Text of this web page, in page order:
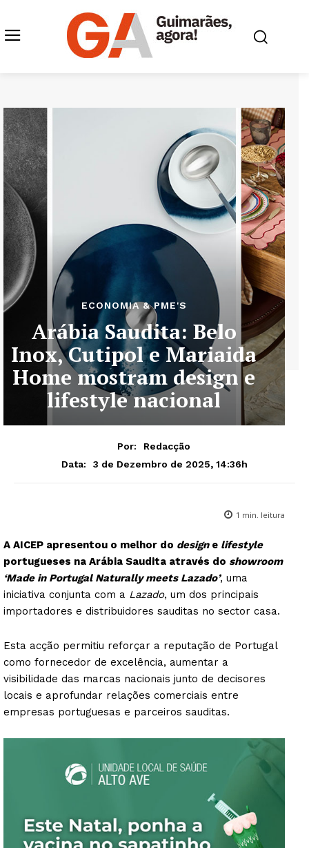
ECONOMIA & PME'S
Arábia Saudita: Belo
Inox, Cutipol e Mariaida
Home mostram design e
lifestyle nacional
Por:
Redacção
Data:
3 de Dezembro de 2025, 14:36h
1 min. leitura
A AICEP apresentou o melhor do designe lifestyle
portugueses na Arábia Saudita através do showroom
‘Made in Portugal Naturally meets Lazado’, uma
iniciativa conjunta com a Lazado, um dos principais
importadores e distribuidores sauditas no sector casa.
Esta acção permitiu reforçar a reputação de Portugal
como fornecedor de excelência, aumentar a
visibilidade das marcas nacionais junto de decisores
locais e aprofundar relações comerciais entre
empresas portuguesas e parceiros sauditas.